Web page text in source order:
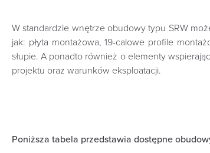
W standardzie wnętrze obudowy typu SRW
jak: płyta montażowa, 19-calowe profile
słupie. A ponadto również o elementy
projektu oraz warunków eksploatacji.
Poniższa tabela przedstawia dostępne